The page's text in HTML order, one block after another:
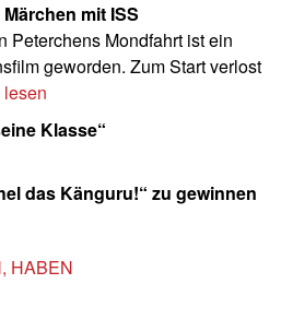
mit ISS
Peterchens Mondfahrt ist ein
geworden. Zum Start verlost
lesen
Klasse“
das Känguru!“ zu gewinnen
HABEN